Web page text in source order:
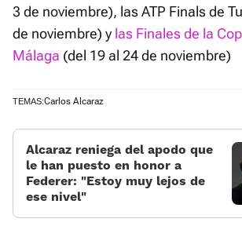
3 de noviembre), las ATP Finals de
de noviembre) y las Finales de la
Málaga (del 19 al 24 de noviembre)
TEMAS:Carlos Alcaraz
Alcaraz reniega del apodo que
le han puesto en honor a
Federer: «Estoy muy lejos de
ese nivel»